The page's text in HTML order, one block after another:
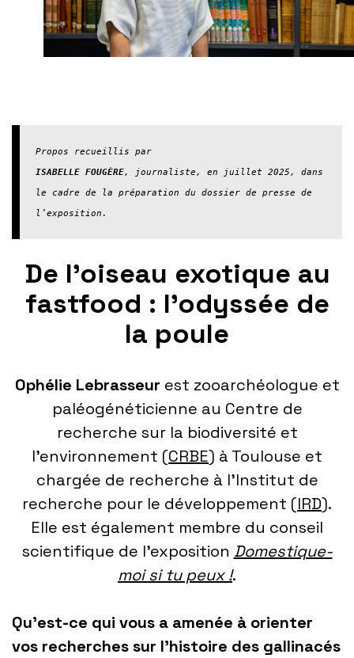
ISABELLE FOUGÈRE, journaliste, en juillet 2025, dans
le cadre de la préparation du dossier de presse de
l’exposition.
De l’oiseau exotique au
fastfood : l’odyssée de
la poule
Ophélie Lebrasseur est zooarchéologue et
paléogénéticienne au Centre de
recherche sur la biodiversité et
l’environnement (CRBE) à Toulouse et
chargée de recherche à l’Institut de
recherche pour le développement (IRD).
Elle est également membre du conseil
scientifique de l’exposition Domestique-
moi si tu peux !.
Qu’est-ce qui vous a amenée à orienter
vos recherches sur l’histoire des gallinacés